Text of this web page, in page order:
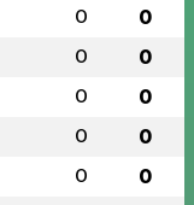
0 0
0 0
0 0
0 0
0 0